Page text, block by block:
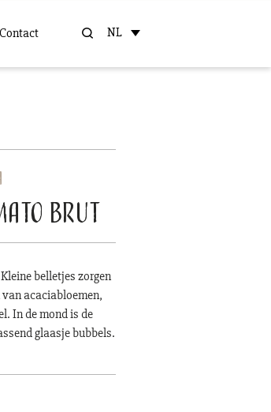
Contact NL
Brut
belletjes zorgen
acaciabloemen,
In de mond is de
glaasje bubbels.